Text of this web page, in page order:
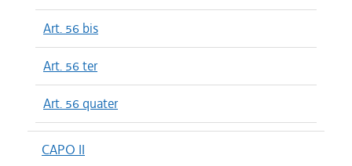
Art. 56 bis
Art. 56 ter
Art. 56 quater
CAPO II